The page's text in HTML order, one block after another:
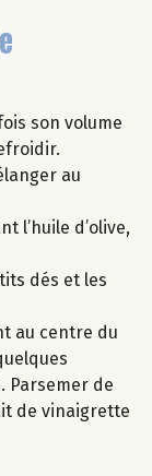
son volume
au
l’huile d’olive,
dés et les
au centre du
Parsemer de
de vinaigrette